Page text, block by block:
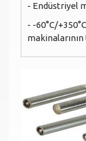
- Endüstriyel
- -60°C/